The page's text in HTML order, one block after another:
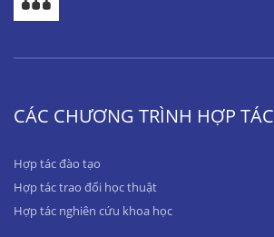
CÁC CHƯƠNG TRÌNH HỢP TÁC
Hợp tác đào tạo
Hợp tác trao đổi học thuật
Hợp tác nghiên cứu khoa học